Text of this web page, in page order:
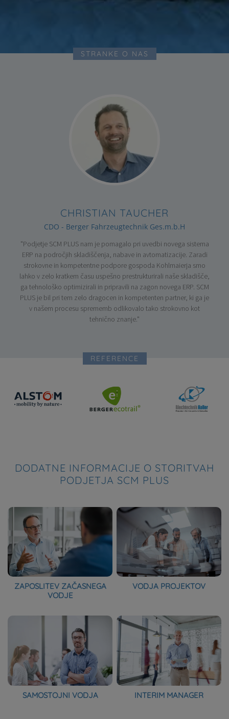
STRANKE O NAS
CHRISTIAN TAUCHER
CDO - Berger Fahrzeugtechnik Ges.m.b.H
"Podjetje SCM PLUS nam je pomagalo pri uvedbi novega sistema
ERP na področjih skladiščenja, nabave in avtomatizacije. Zaradi
strokovne in kompetentne podpore gospoda Kohlmaierja smo
lahko v zelo kratkem času uspešno prestrukturirali naše skladišče,
ga tehnološko optimizirali in pripravili na zagon novega ERP. SCM
PLUS je bil pri tem zelo dragocen in kompetenten partner, ki ga je
v našem procesu sprememb odlikovalo tako strokovno kot
tehnično znanje."
REFERENCE
DODATNE INFORMACIJE O STORITVAH
PODJETJA SCM PLUS
ZAPOSLITEV ZAČASNEGA
VODJE
VODJA PROJEKTOV
SAMOSTOJNI VODJA INTERIM MANAGER